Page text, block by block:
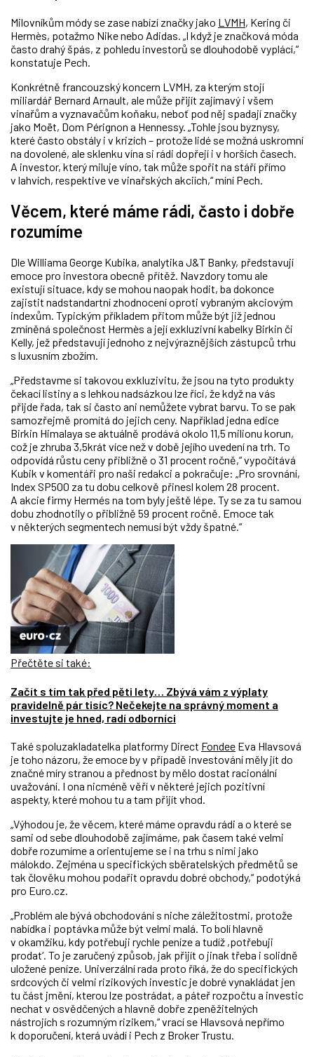
Milovníkům módy se zase nabízí značky jako LVMH, Kering či
Hermès, potažmo Nike nebo Adidas. „I když je značková móda
často drahý špás, z pohledu investorů se dlouhodobě vyplácí,“
konstatuje Pech.
Konkrétně francouzský koncern LVMH, za kterým stojí
miliardář Bernard Arnault, ale může přijít zajímavý i všem
vinařům a vyznavačům koňaku, neboť pod něj spadají značky
jako Moët, Dom Pérignon a Hennessy. „Tohle jsou byznysy,
které často obstály i v krizích – protože lidé se možná uskromní
na dovolené, ale sklenku vína si rádi dopřejí i v horších časech.
A investor, který miluje víno, tak může spořit na stáří přímo
v lahvích, respektive ve vinařských akciích,“ míní Pech.
Věcem, které máme rádi, často i dobře
rozumíme
Dle Williama George Kubika, analytika J&T Banky, představují
emoce pro investora obecně přítěž. Navzdory tomu ale
existují situace, kdy se mohou naopak hodit, ba dokonce
zajistit nadstandartní zhodnocení oproti vybraným akciovým
indexům. Typickým příkladem přitom může být již jednou
zmíněná společnost Hermès a její exkluzivní kabelky Birkin či
Kelly, jež představují jednoho z nejvýraznějších zástupců trhu
s luxusním zbožím.
„Představme si takovou exkluzivitu, že jsou na tyto produkty
čekací listiny a s lehkou nadsázkou lze říci, že když na vás
přijde řada, tak si často ani nemůžete vybrat barvu. To se pak
samozřejmě promítá do jejich ceny. Například jedna edice
Birkin Himalaya se aktuálně prodává okolo 11,5 milionu korun,
což je zhruba 3,5krát více než v době jejího uvedení na trh. To
odpovídá růstu ceny přibližně o 31 procent ročně,“ vypočítává
Kubik v komentáři pro naši redakci a pokračuje: „Pro srovnání,
Index SP500 za tu dobu celkově přinesl kolem 28 procent.
A akcie firmy Hermés na tom byly ještě lépe. Ty se za tu samou
dobu zhodnotily o přibližně 59 procent ročně. Emoce tak
v některých segmentech nemusí být vždy špatné.“
Přečtěte si také:
Začít s tím tak před pěti lety… Zbývá vám z výplaty
pravidelně pár tisíc? Nečekejte na správný moment a
investujte je hned, radí odborníci
Také spoluzakladatelka platformy Direct Fondee Eva Hlavsová
je toho názoru, že emoce by v případě investování měly jít do
značné míry stranou a přednost by mělo dostat racionální
uvažování. I ona nicméně věří v některé jejich pozitivní
aspekty, které mohou tu a tam přijít vhod.
„Výhodou je, že věcem, které máme opravdu rádi a o které se
sami od sebe dlouhodobě zajímáme, pak časem také velmi
dobře rozumíme a orientujeme se i na trhu s nimi jako
málokdo. Zejména u specifických sběratelských předmětů se
tak člověku mohou podařit opravdu dobré obchody,“ podotýká
pro Euro.cz.
„Problém ale bývá obchodování s niche záležitostmi, protože
nabídka i poptávka může být velmi malá. To bolí hlavně
v okamžiku, kdy potřebuji rychle peníze a tudíž ,potřebuji
prodat‘. To je zaručený způsob, jak přijít o jinak třeba i solidně
uložené peníze. Univerzální rada proto říká, že do specifických
srdcových či velmi rizikových investic je dobré vynakládat jen
tu část jmění, kterou lze postrádat, a páteř rozpočtu a investic
nechat v osvědčených a hlavně dobře zpeněžitelných
nástrojích s rozumným rizikem,“ vrací se Hlavsová nepřímo
k doporučení, která uvádí i Pech z Broker Trustu.